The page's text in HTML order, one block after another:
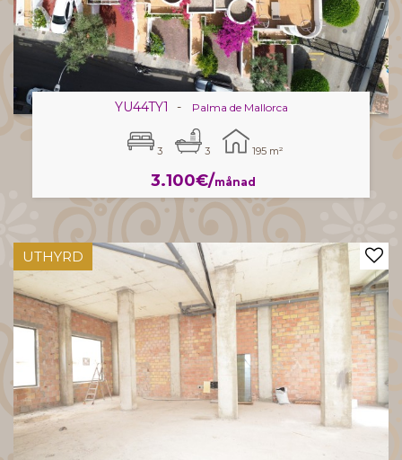
YU44TY1 - Palma de Mallorca
3 3 195 m²
3.100€/månad
UTHYRD